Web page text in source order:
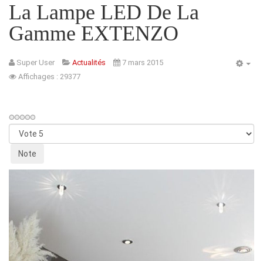
La Lampe LED De La
Gamme EXTENZO
Super User Actualités
7 mars 2015
Affichages : 29377
Veuillez
voter